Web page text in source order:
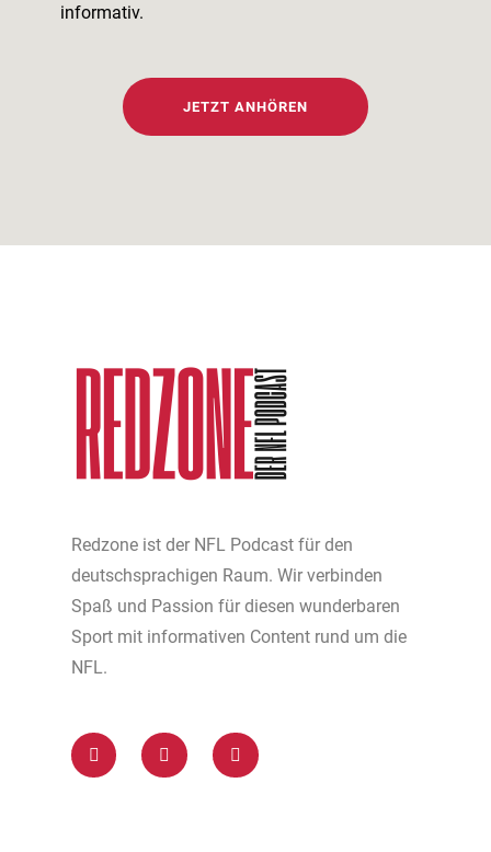
informativ.
JETZT ANHÖREN
Redzone ist der NFL Podcast für den
deutschsprachigen Raum. Wir verbinden
Spaß und Passion für diesen wunderbaren
Sport mit informativen Content rund um die
NFL.